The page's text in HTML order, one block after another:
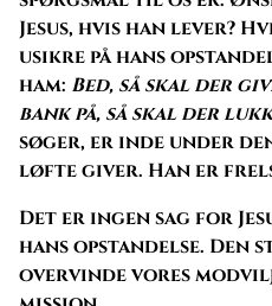
Jesus, hvis han lever?
usikre på hans
ham: Bed, så skal der
bank på, så skal der
søger, er inde under
løfte giver. Han er
Det er ingen sag for
hans opstandelse.
overvinde vores